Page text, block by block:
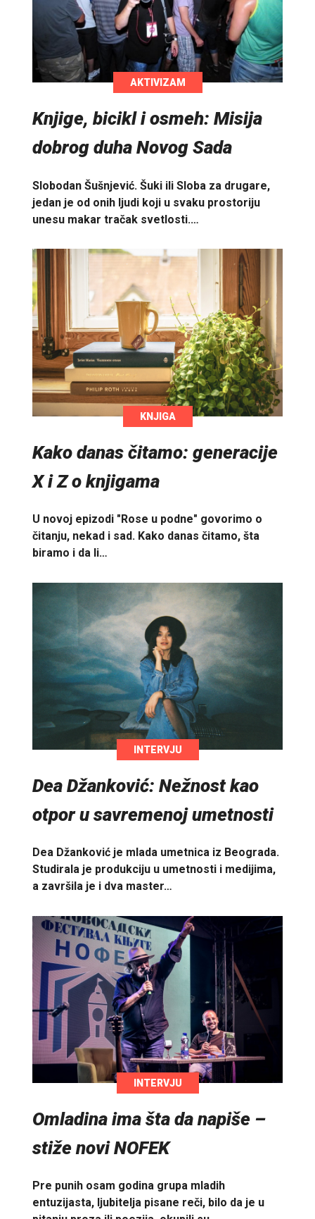
AKTIVIZAM
Knjige, bicikl i osmeh: Misija
dobrog duha Novog Sada
Slobodan Šušnjević. Šuki ili Sloba za drugare,
jedan je od onih ljudi koji u svaku prostoriju
unesu makar tračak svetlosti.…
KNJIGA
Kako danas čitamo: generacije
X i Z o knjigama
U novoj epizodi "Rose u podne" govorimo o
čitanju, nekad i sad. Kako danas čitamo, šta
biramo i da li…
INTERVJU
Dea Džanković: Nežnost kao
otpor u savremenoj umetnosti
Dea Džanković je mlada umetnica iz Beograda.
Studirala je produkciju u umetnosti i medijima,
a završila je i dva master…
INTERVJU
Omladina ima šta da napiše –
stiže novi NOFEK
Pre punih osam godina grupa mladih
entuzijasta, ljubitelja pisane reči, bilo da je u